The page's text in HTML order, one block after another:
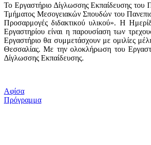
Το Εργαστήριο Δίγλωσσης Εκπαίδευσης του
Τμήματος Μεσογειακών Σπουδών του
Προσαρμογές διδακτικού υλικού». Η
Εργαστηρίου είναι η παρουσίαση των
Εργαστήριο θα συμμετάσχουν με ομιλίες
Θεσσαλίας. Με την ολοκλήρωση του
Δίγλωσσης Εκπαίδευσης.
Αφίσα
Πρόγραμμα